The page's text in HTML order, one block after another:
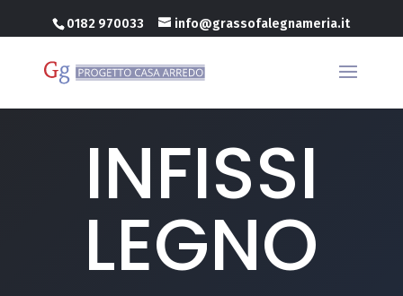
0182 970033 info@grassofalegnameria.it
INFISSI
LEGNO